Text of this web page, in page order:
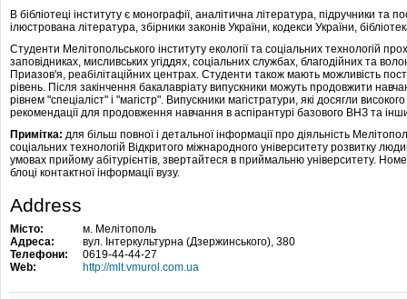
В бібліотеці інституту є монографії, аналітична література, підручники та
ілюстрована література, збірники законів України, кодекси України,
Студенти Мелітопольського інституту екології та соціальних технологій
заповідниках, мисливських угіддях, соціальних службах, благодійних та
Приазов'я, реабілітаційних центрах. Студенти також мають можливість
рівень. Після закінчення бакалавріату випускники можуть продовжити
рівнем "спеціаліст" і "магістр". Випускники магістратури, які досягли
рекомендації для продовження навчання в аспірантурі базового ВНЗ та
Примітка: для більш повної і детальної інформації про діяльність
соціальних технологій Відкритого міжнародного університету розвитку
умовах прийому абітурієнтів, звертайтеся в приймальню університету.
блоці контактної інформації вузу.
Address
Місто:
м. Мелітополь
Адреса:
вул. Інтеркультурна (Дзержинського), 380
Телефони:
0619-44-44-27
Web:
http://mlt.vmurol.com.ua